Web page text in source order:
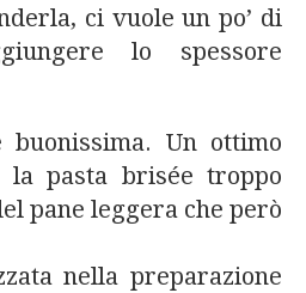
ci vuole un po’ di
lo spessore
buonissima. Un ottimo
la pasta brisée troppo
pane leggera che però
nella preparazione